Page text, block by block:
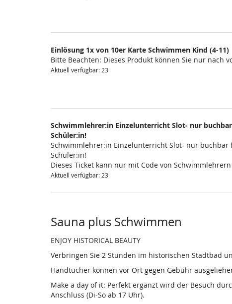
Einlösung 1x von 10er Karte Schwimmen Kind (4-11)
Bitte Beachten: Dieses Produkt können Sie nur nach
Aktuell verfügbar: 23
Schwimmlehrer:in Einzelunterricht Slot- nur
Schüler:in!
Schwimmlehrer:in Einzelunterricht Slot- nur
Schüler:in!
Dieses Ticket kann nur mit Code von
Aktuell verfügbar: 23
Sauna plus Schwimmen
ENJOY HISTORICAL BEAUTY
Verbringen Sie 2 Stunden im historischen Stadtbad
Handtücher können vor Ort gegen Gebühr
Make a day of it: Perfekt ergänzt wird der Besuch
Anschluss (Di-So ab 17 Uhr).